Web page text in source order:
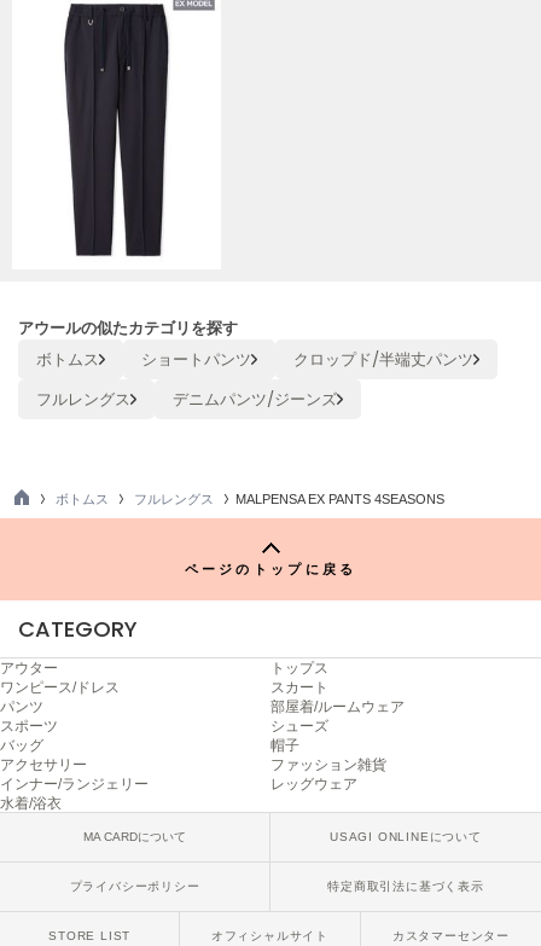
MUCHA
ミュシャ
NEW Balance
ニューバランス
NOWNS
null.
On
オルグ
ORR
オル
パトリック
Philly chocolate
フィリーチョコレート
アウールの似たカテゴリを探す
ボトムス ショートパンツ
クロップド/半端丈パンツ
フルレングス
デニムパンツ/ジーンズ
TO
ボトムス フルレングス MALPENSA EX PANTS 4SEASONS
ページのトップに戻る
CATEGORY
アウター
トップス
ワンピース/ドレス
スカート
パンツ
部屋着/ルームウェア
スポーツ
シューズ
バッグ
帽子
アクセサリー
ファッション雑貨
インナー/ランジェリー
レッグウェア
水着/浴衣
MA CARDについて USAGI ONLINEについて
プライバシーポリシー 特定商取引法に基づく表示
STORE LIST オフィシャルサイト カスタマーセンター